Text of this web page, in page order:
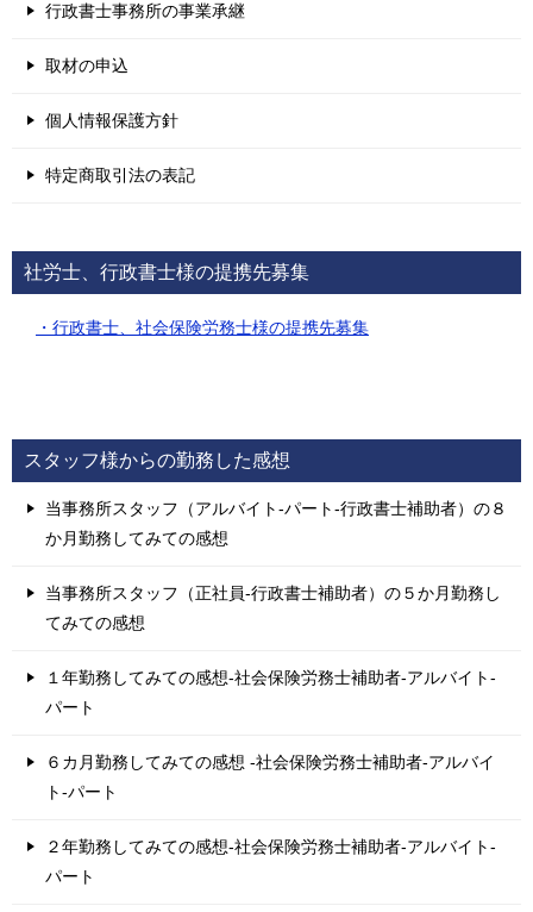
行政書士事務所の事業承継
取材の申込
個人情報保護方針
特定商取引法の表記
社労士、行政書士様の提携先募集
・行政書士、社会保険労務士様の提携先募集
スタッフ様からの勤務した感想
当事務所スタッフ（アルバイト-パート-行政書士補助者）の８
か月勤務してみての感想
当事務所スタッフ（正社員-行政書士補助者）の５か月勤務し
てみての感想
１年勤務してみての感想-社会保険労務士補助者-アルバイト-
パート
６カ月勤務してみての感想 -社会保険労務士補助者-アルバイ
ト-パート
２年勤務してみての感想-社会保険労務士補助者-アルバイト-
パート